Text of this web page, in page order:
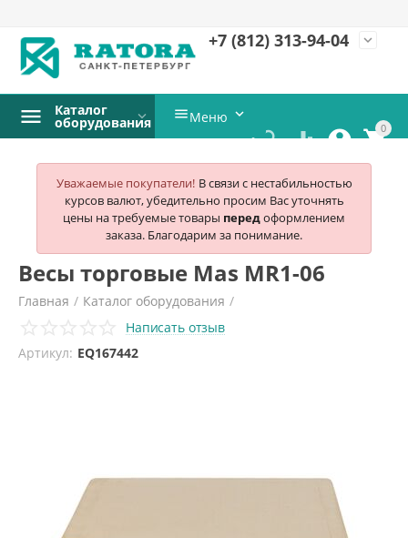
+7 (812) 313-94-04 expand_more
0


 
Каталог
оборудования Меню 
Уважаемые покупатели! В связи с нестабильностью
курсов валют, убедительно просим Вас уточнять
цены на требуемые товары передоформлением
заказа. Благодарим за понимание.
Весы торговые Mas MR1-06
Главная / Каталог оборудования /
Весовое и упаковочное оборудование
Mas /
Написать отзыв
Артикул: EQ167442